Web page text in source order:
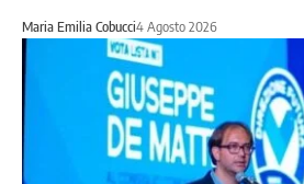
Maria Emilia Cobucci4 Agosto 2026